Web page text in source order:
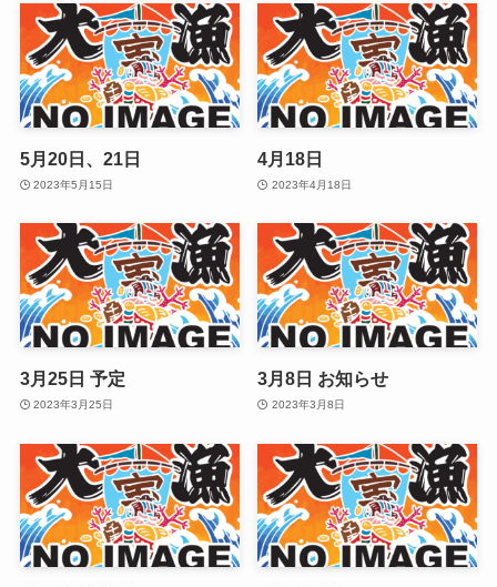
5月20日、21日
2023年5月15日
4月18日
2023年4月18日
3月25日 予定
2023年3月25日
3月8日 お知らせ
2023年3月8日